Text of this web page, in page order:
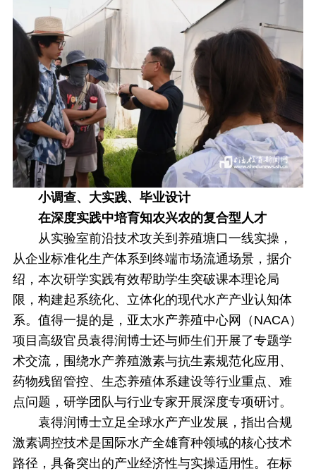
小调查、大实践、毕业设计
在深度实践中培育知农兴农的复合型人才
从实验室前沿技术攻关到养殖塘口一线实操，
从企业标准化生产体系到终端市场流通场景， 据介
绍， 本次研学实践有效帮助学生突破课本理论局
限，构建起系统化、立体化的现代水产产业认知体
系。 值得一提的是， 亚太水产养殖中心网（NACA）
项目高级官员袁得润博士还与师生们开展了专题学
术交流，围绕水产养殖激素与抗生素规范化应用、
药物残留管控、生态养殖体系建设等行业重点、难
点问题，研学团队与行业专家开展深度专项研讨。
袁得润博士立足全球水产产业发展，指出合规
激素调控技术是国际水产全雄育种领域的核心技术
路径，具备突出的产业经济性与实操适用性。在标